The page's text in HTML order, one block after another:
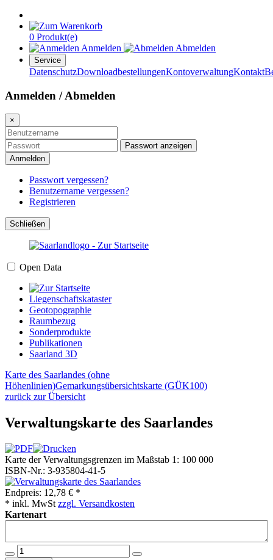
0 Produkt(e)
Anmelden
Abmelden
Service
DatenschutzDownloadbestellungenKontoverwaltungKontakt
Anmelden / Abmelden
×
Passwort anzeigen
Anmelden
Passwort vergessen?
Benutzername vergessen?
Registrieren
Schließen
Open Data
Liegenschaftskataster
Geotopographie
Raumbezug
Sonderprodukte
Publikationen
Saarland 3D
Karte des Saarlandes (ohne
Höhenlinien)Gemarkungsübersichtskarte (GÜK100)
zurück zur Übersicht
Verwaltungskarte des Saarlandes
Karte der Verwaltungsgrenzen im Maßstab 1: 100 000
ISBN-Nr.: 3-935804-41-5
Endpreis: 12,78 € *
* inkl. MwSt zzgl. Versandkosten
Kartenart